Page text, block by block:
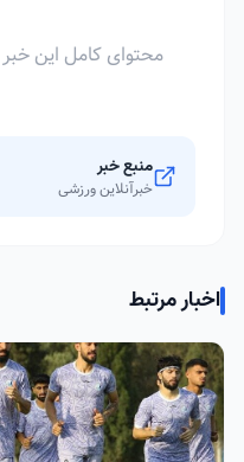
محتوای کامل این
منبع خبر
خبرآنلاین ورزشی
اخبار مرتبط